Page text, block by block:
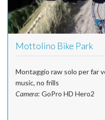
Mottolino Bike Park
Montaggio raw solo per far
music, no frills
Camera: GoPro HD Hero2